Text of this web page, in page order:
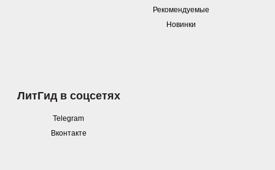
Рекомендуемые
Новинки
ЛитГид в соцсетях
Telegram
Вконтакте